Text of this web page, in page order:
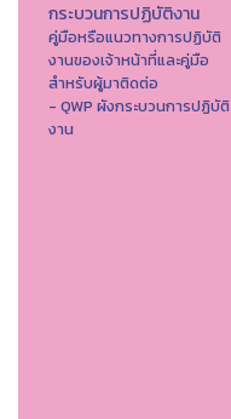
กระบวนการปฏิบัติงาน
คู่มือหรือแนวทางการปฏิบัติ
งานของเจ้าหน้าที่และคู่มือ
สำหรับผู้มาติดต่อ
- QWP ผังกระบวนการปฏิบัติ
งาน